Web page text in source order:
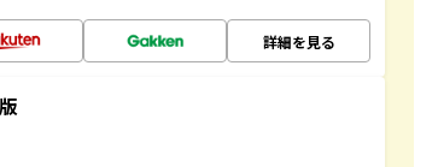
詳細を見る